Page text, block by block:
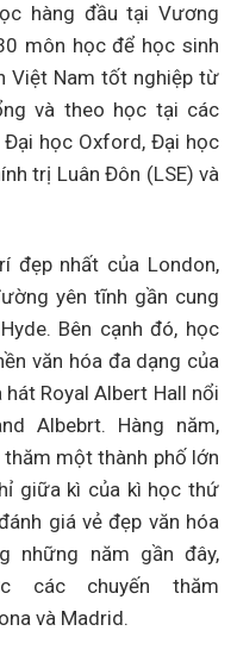
hàng đầu tại Vương
môn học để học sinh
Việt Nam tốt nghiệp từ
và theo học tại các
học Oxford, Đại học
trị Luân Đôn (LSE) và
đẹp nhất của London,
yên tĩnh gần cung
Bên cạnh đó, học
văn hóa đa dạng của
Royal Albert Hall nổi
Albebrt. Hàng năm,
một thành phố lớn
giữa kì của kì học thứ
giá vẻ đẹp văn hóa
những năm gần đây,
các chuyến thăm
và Madrid.